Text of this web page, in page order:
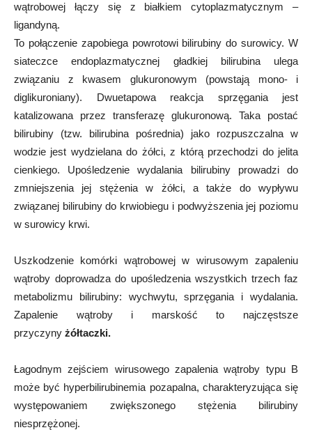
wątrobowej łączy się z białkiem cytoplazmatycznym –
ligandyną.
To połączenie zapobiega powrotowi bilirubiny do surowicy. W
siateczce endoplazmatycznej gładkiej bilirubina ulega
związaniu z kwasem glukuronowym (powstają mono- i
diglikuroniany). Dwuetapowa reakcja sprzęgania jest
katalizowana przez transferazę glukuronową. Taka postać
bilirubiny (tzw. bilirubina pośrednia) jako rozpuszczalna w
wodzie jest wydzielana do żółci, z którą przechodzi do jelita
cienkiego. Upośledzenie wydalania bilirubiny prowadzi do
zmniejszenia jej stężenia w żółci, a także do wypływu
związanej bilirubiny do krwiobiegu i podwyższenia jej poziomu
w surowicy krwi.
Uszkodzenie komórki wątrobowej w wirusowym zapaleniu
wątroby doprowadza do upośledzenia wszystkich trzech faz
metabolizmu bilirubiny: wychwytu, sprzęgania i wydalania.
Zapalenie wątroby i marskość to najczęstsze
przyczyny żółtaczki.
Łagodnym zejściem wirusowego zapalenia wątroby typu B
może być hyperbilirubinemia pozapalna, charakteryzująca się
występowaniem zwiększonego stężenia bilirubiny
niesprzężonej.